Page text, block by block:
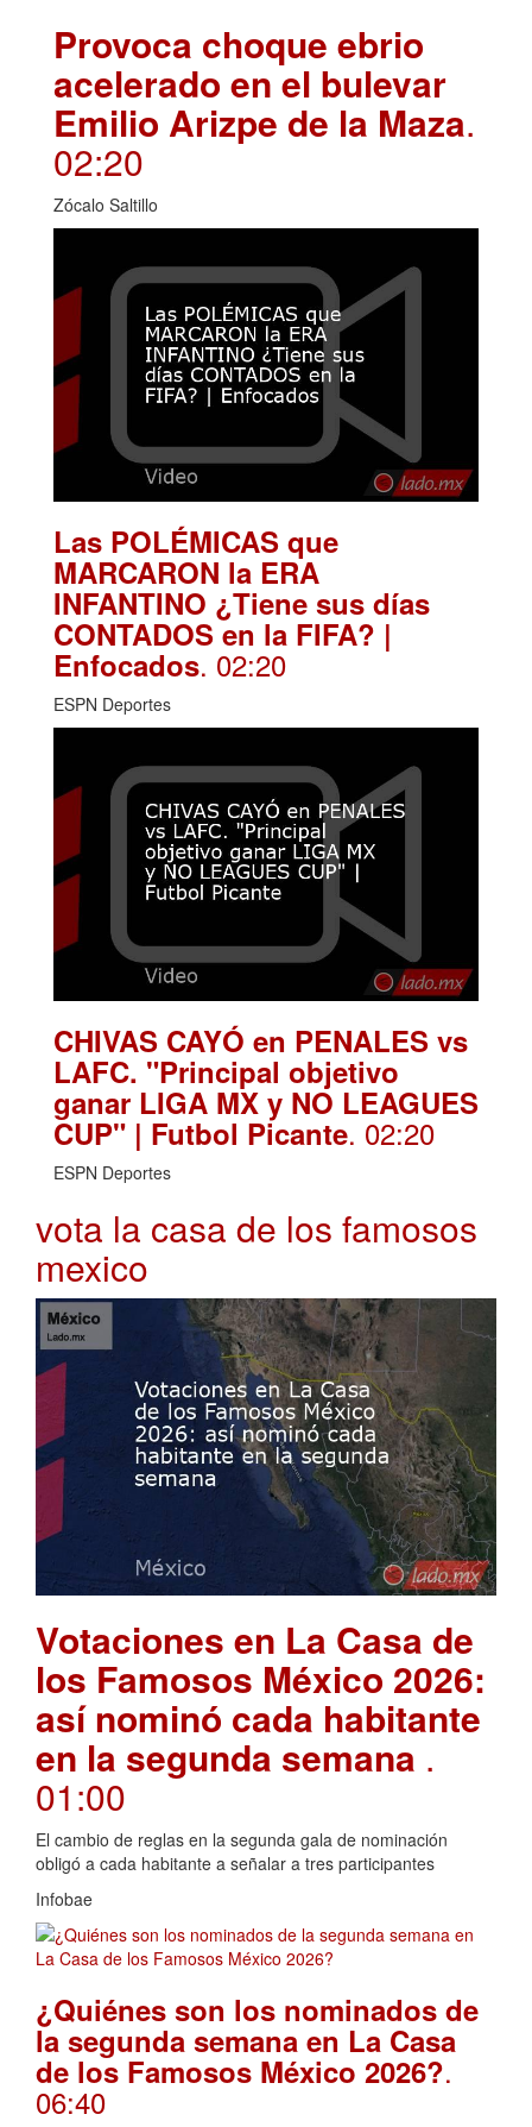
Provoca choque ebrio
acelerado en el bulevar
Emilio Arizpe de la Maza.
02:20
Zócalo Saltillo
Las POLÉMICAS que
MARCARON la ERA
INFANTINO ¿Tiene sus días
CONTADOS en la FIFA? |
Enfocados. 02:20
ESPN Deportes
CHIVAS CAYÓ en PENALES vs
LAFC. "Principal objetivo
ganar LIGA MX y NO LEAGUES
CUP" | Futbol Picante. 02:20
ESPN Deportes
vota la casa de los famosos
mexico
Votaciones en La Casa de
los Famosos México 2026:
así nominó cada habitante
en la segunda semana .
01:00
El cambio de reglas en la segunda gala de nominación
obligó a cada habitante a señalar a tres participantes
Infobae
¿Quiénes son los nominados de
la segunda semana en La Casa
de los Famosos México 2026?.
06:40